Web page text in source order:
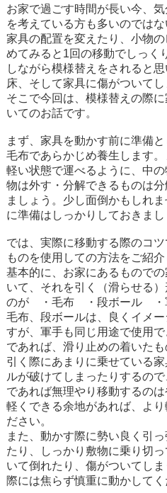
お家で過ごす時間が長い今、
を考えている方も多いのでは
家具の配置を変えたり、小物
めてみると1回の移動でしっく
しながら模様替えをされると
床、そして家具に傷がついてし
そこで今回は、模様替えの際
いてのお話です。
まず、家具を動かす前に準備
毛布であらかじめ養生します
軽い状態で運べるように、中
物は外す・分解できるものは
ましょう。少し面倒かもしれ
に準備はしっかりしておきまし
では、実際に移動する際のコ
ものを使用しての方法をご紹介
基本的に、お家にあるもので
いて、それを引く（滑らせる
のが ・毛布 ・段ボール ・
毛布、段ボールは、良くイメ
すが、軍手も同じ用途で使用
であれば、滑り止めの着いたも
引く際にあまりに乗せている
ルが破けてしまったりするの
であれば無理やり移動するの
軽くできる余地があれば、よ
ださい。
また、動かす際に勢い良く引
たり、しっかり敷物に乗り切
いて倒れたり、傷がついてし
際には焦らず慎重に動かしてく